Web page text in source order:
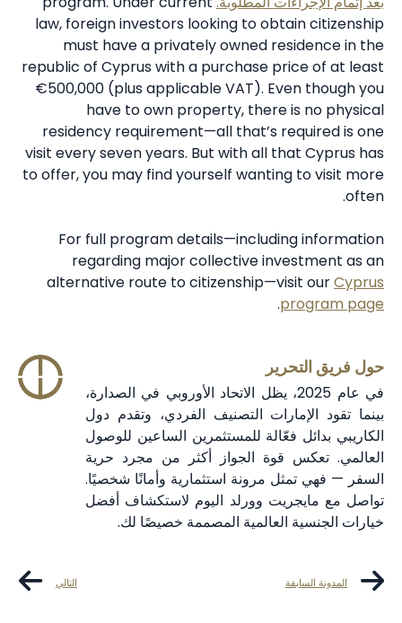
law, foreign investors looking to obtain citizenship
must have a privately owned residence in the
republic of Cyprus with a purchase price of at least
€500,000 (plus applicable VAT). Even though you
have to own property, there is no physical
residency requirement—all that’s required is one
visit every seven years. But with all that Cyprus has
to offer, you may find yourself wanting to visit more
often.
For full program details—including information
regarding major collective investment as an
alternative route to citizenship—visit ourCyprus
program page
.
حول فريق التحرير
في عام 2025، يظل الاتحاد الأوروبي في الصدارة،
بينما تقود الإمارات التصنيف الفردي، وتقدم دول
الكاريبي بدائل فعّالة للمستثمرين الساعين للوصول
العالمي. تعكس قوة الجواز أكثر من مجرد حرية
السفر — فهي تمثل مرونة استثمارية وأمانًا شخصيًا.
تواصل مع مايجريت وورلد اليوم لاستكشاف أفضل
خيارات الجنسية العالمية المصممة خصيصًا لك.
المدونة السابقة التالي